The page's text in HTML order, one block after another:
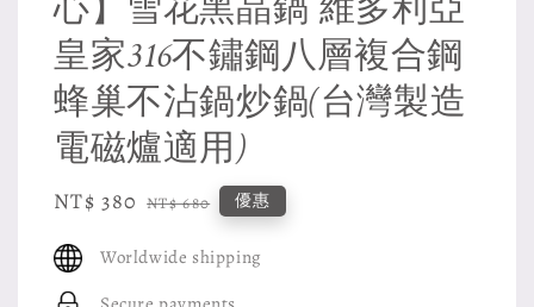
皇家316不鏽鋼八層複合鋼
蜂巢不沾鍋炒鍋(台灣製造
電磁爐適用)
Sale
NT$ 380 Regular
NT$ 680 優惠
Worldwide shipping